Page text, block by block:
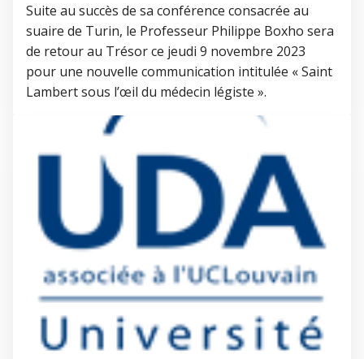
Suite au succès de sa conférence consacrée au
suaire de Turin, le Professeur Philippe Boxho sera
de retour au Trésor ce jeudi 9 novembre 2023
pour une nouvelle communication intitulée « Saint
Lambert sous l’œil du médecin légiste ».